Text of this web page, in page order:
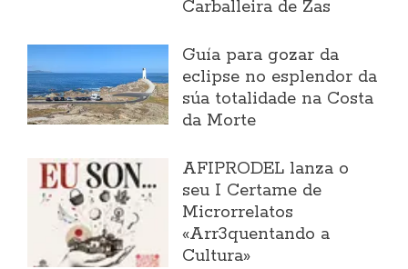
Carballeira de Zas
Guía para gozar da
eclipse no esplendor da
súa totalidade na Costa
da Morte
AFIPRODEL lanza o
seu I Certame de
Microrrelatos
«Arr3quentando a
Cultura»